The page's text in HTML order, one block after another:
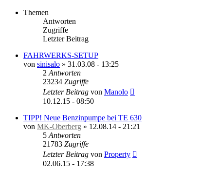
Themen
Antworten
Zugriffe
Letzter Beitrag
FAHRWERKS-SETUP
von sinisalo » 31.03.08 - 13:25
2 Antworten
23234 Zugriffe
Letzter Beitrag von Manolo
10.12.15 - 08:50
TIPP! Neue Benzinpumpe bei TE 630
von MK-Oberberg » 12.08.14 - 21:21
5 Antworten
21783 Zugriffe
Letzter Beitrag von Property
02.06.15 - 17:38